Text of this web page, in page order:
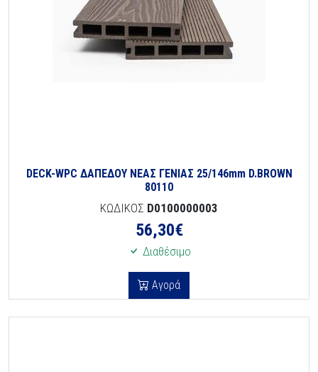
DECK-WPC ΔΑΠΕΔΟΥ ΝΕΑΣ ΓΕΝΙΑΣ 25/146mm D.BROWN
80110
ΚΩΔΙΚΟΣ D0100000003
56,30€
Διαθέσιμο
Αγορά